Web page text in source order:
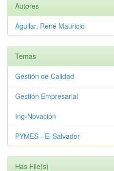
Autores
Aguilar, René Mauricio
Temas
Gestión de Calidad
Gestión Empresarial
Ing-Novación
PYMES - El Salvador
Has File(s)